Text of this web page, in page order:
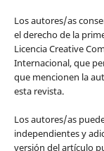
Los autores/as
el derecho de la
Licencia Creative
Internacional, que
que mencionen la
esta revista.
Los autores/as
independientes y
versión del artículo